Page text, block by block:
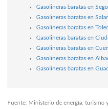
Gasolineras baratas en
Gasolineras baratas en
Gasolineras baratas en
Gasolineras baratas en
Gasolineras baratas en
Gasolineras baratas en
Gasolineras baratas en
Fuente: Ministerio de energía, turismo